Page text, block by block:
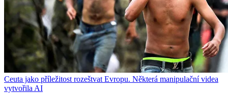
Ceuta jako příležitost rozeštvat Evropu. Některá manipulační videa
vytvořila AI